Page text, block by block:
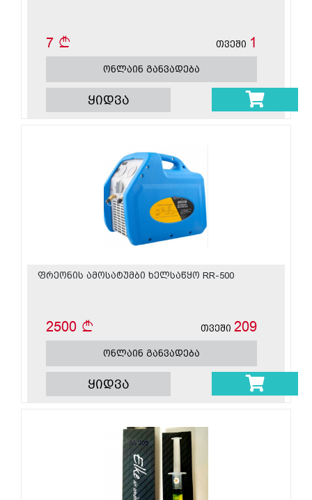
7 თვეში 1
ონლაინ განვადება
ყიდვა
ფრეონის ამოსატუმბი ხელსაწყო RR-500
2500 თვეში 209
ონლაინ განვადება
ყიდვა